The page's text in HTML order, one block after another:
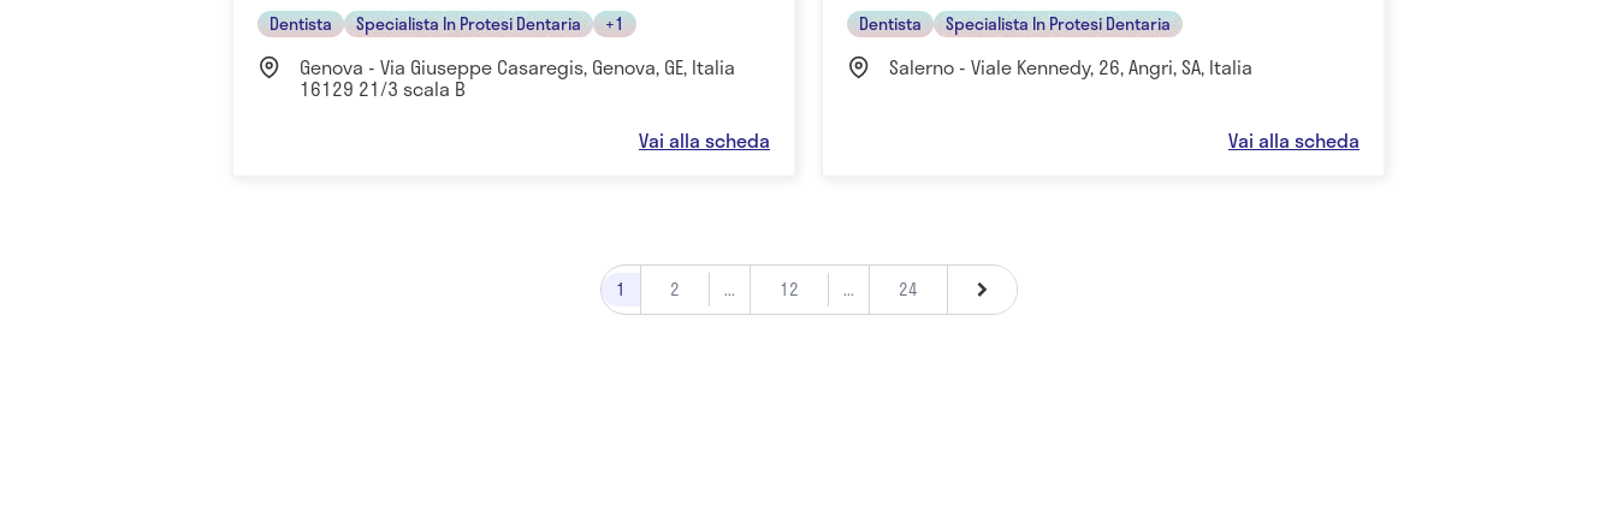
Dentista Specialista In Protesi Dentaria +1
Genova - Via Giuseppe Casaregis, Genova, GE, Italia
16129 21/3 scala B
Vai alla scheda
Dentista Specialista In Protesi Dentaria
Salerno - Viale Kennedy, 26, Angri, SA, Italia
Vai alla scheda
1 2 ... 12 ... 24